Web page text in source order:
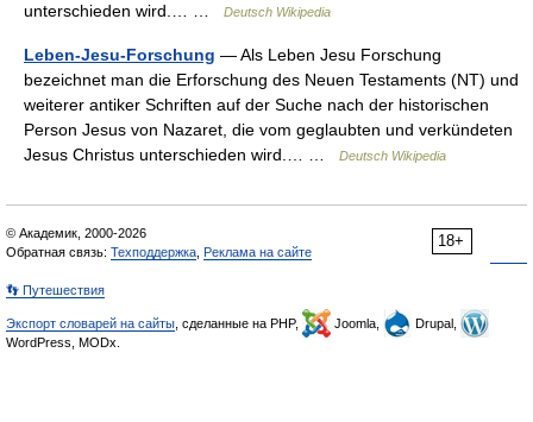
unterschieden wird.… …
Deutsch Wikipedia
Leben-Jesu-Forschung — Als Leben Jesu Forschung
bezeichnet man die Erforschung des Neuen Testaments (NT) und
weiterer antiker Schriften auf der Suche nach der historischen
Person Jesus von Nazaret, die vom geglaubten und verkündeten
Jesus Christus unterschieden wird.… …
Deutsch Wikipedia
18+
© Академик, 2000-2026
Обратная связь: Техподдержка Реклама на сайте
👣 Путешествия
Экспорт словарей на сайты , сделанные на PHP, Joomla,
Drupal,
WordPress, MODx.